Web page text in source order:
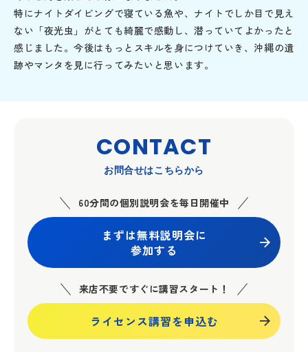
特にナイトダイビングで寝ている魚や、ナイトでしか目で見え
ない「夜光虫」がとても綺麗で感動し、潜っていてよかったと
感じました。今後はもっとスキルを身につけていき、沖縄の遺
跡やマンタを見に行ってみたいと思います。
CONTACT
お問合せはこちらから
60分間の個別説明会を毎日開催中
まずは無料説明会に
参加する
来店不要ですぐに講習スタート！
ライセンス講習を申込む